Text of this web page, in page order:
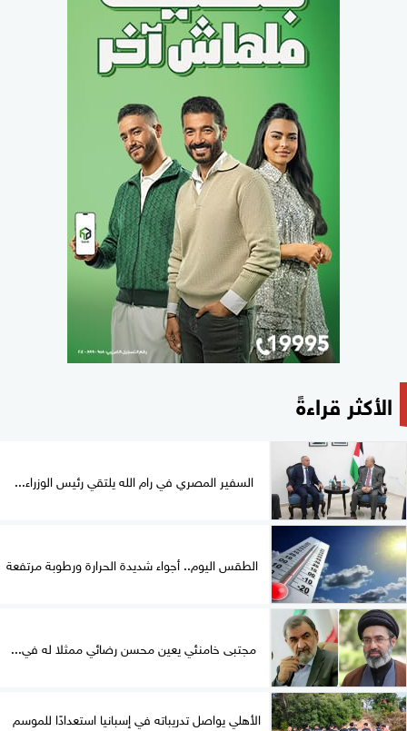
الأكثر قراءةً
السفير المصري في رام الله يلتقي رئيس الوزراء...
الطقس اليوم.. أجواء شديدة الحرارة ورطوبة مرتفعة
مجتبى خامنئي يعين محسن رضائي ممثلا له في...
الأهلي يواصل تدريباته في إسبانيا استعدادًا للموسم